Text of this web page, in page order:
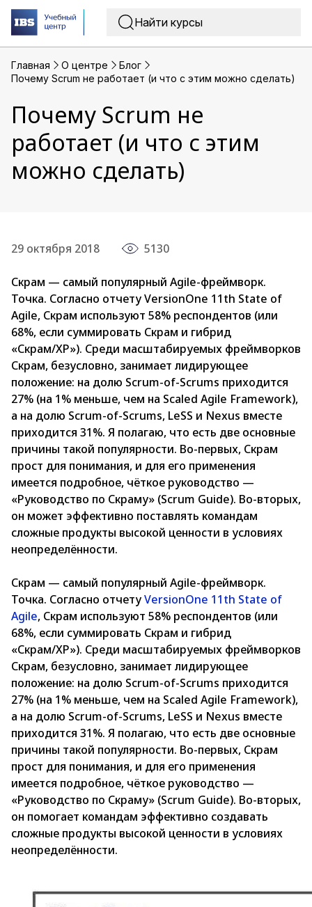
Главная O центре
Блог
Почему Scrum не работает (и что с этим можно сделать)
Почему Scrum не
работает (и что с этим
можно сделать)
29 октября 2018 5130
Скрам — самый популярный Agile-фреймворк.
Точка. Согласно отчету VersionOne 11th State of
Agile, Скрам используют 58% респондентов (или
68%, если суммировать Скрам и гибрид
«Скрам/XP»). Среди масштабируемых фреймворков
Скрам, безусловно, занимает лидирующее
положение: на долю Scrum-of-Scrums приходится
27% (на 1% меньше, чем на Scaled Agile Framework),
а на долю Scrum-of-Scrums, LeSS и Nexus вместе
приходится 31%. Я полагаю, что есть две основные
причины такой популярности. Во-первых, Скрам
прост для понимания, и для его применения
имеется подробное, чёткое руководство —
«Руководство по Скраму» (Scrum Guide). Во-вторых,
он может эффективно поставлять командам
сложные продукты высокой ценности в условиях
неопределённости.
Скрам — самый популярный Agile-фреймворк.
Точка. Согласно отчетуVersionOne 11th State of
Agile, Скрам используют 58% респондентов (или
68%, если суммировать Скрам и гибрид
«Скрам/XP»). Среди масштабируемых фреймворков
Скрам, безусловно, занимает лидирующее
положение: на долю Scrum-of-Scrums приходится
27% (на 1% меньше, чем на Scaled Agile Framework),
а на долю Scrum-of-Scrums, LeSS и Nexus вместе
приходится 31%. Я полагаю, что есть две основные
причины такой популярности. Во-первых, Скрам
прост для понимания, и для его применения
имеется подробное, чёткое руководство —
«Руководство по Скраму» (Scrum Guide). Во-вторых,
он помогает командам эффективно создавать
сложные продукты высокой ценности в условиях
неопределённости.